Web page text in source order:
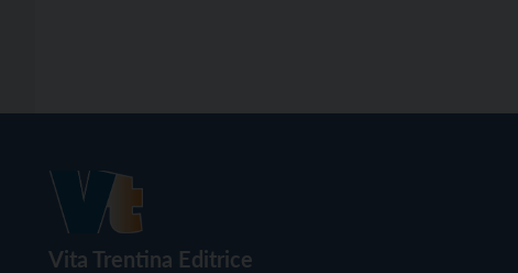
Vita Trentina Editrice